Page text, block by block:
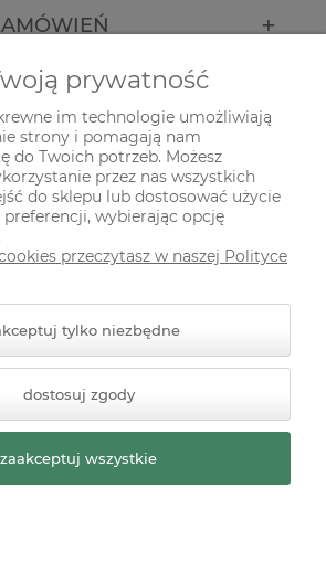
NA
Sklep internetowy Shoper
Premium
prywatność
im technologie umożliwiają
strony i pomagają nam
do Twoich potrzeb. Możesz
przez nas wszystkich
do sklepu lub dostosować użycie
wybierając opcję
przeczytasz w naszej Polityce
tylko niezbędne
dostosuj zgody
zaakceptuj wszystkie